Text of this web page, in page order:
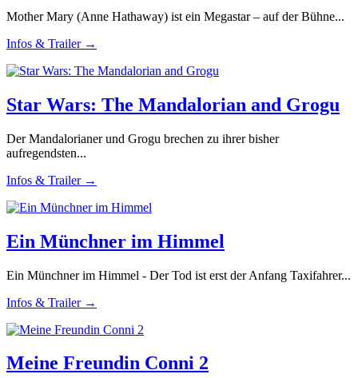
Mother Mary (Anne Hathaway) ist ein Megastar – auf der Bühne...
Infos & Trailer →
Star Wars: The Mandalorian and Grogu
Der Mandalorianer und Grogu brechen zu ihrer bisher
aufregendsten...
Infos & Trailer →
Ein Münchner im Himmel
Ein Münchner im Himmel - Der Tod ist erst der Anfang Taxifahrer...
Infos & Trailer →
Meine Freundin Conni 2